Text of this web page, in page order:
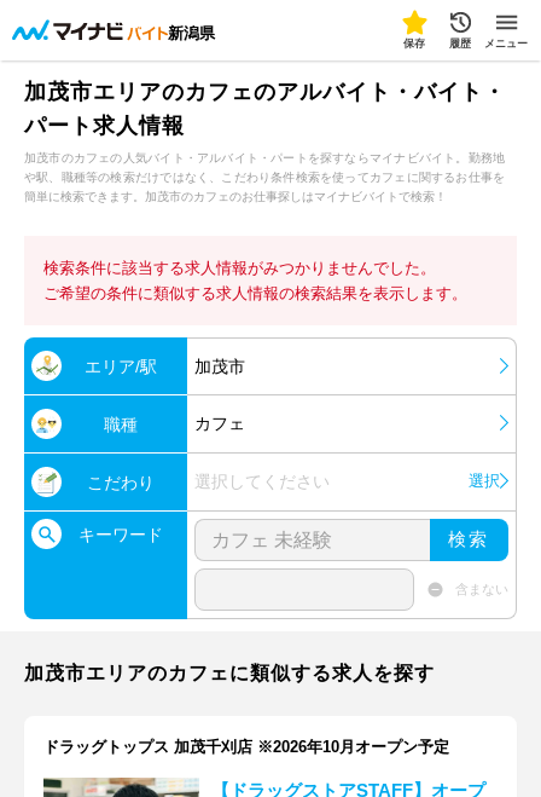
新潟県
保存 履歴 メニュー
加茂市エリアのカフェのアルバイト・バイト・
パート求人情報
加茂市のカフェの人気バイト・アルバイト・パートを探すならマイナビバイト。勤務地
や駅、職種等の検索だけではなく、こだわり条件検索を使ってカフェに関するお仕事を
簡単に検索できます。加茂市のカフェのお仕事探しはマイナビバイトで検索！
検索条件に該当する求人情報がみつかりませんでした。
ご希望の条件に類似する求人情報の検索結果を表示します。
エリア/駅 加茂市
職種 カフェ
こだわり 選択してください 選択
キーワード 検索
含まない
加茂市エリアのカフェに類似する求人を探す
ドラッグトップス 加茂千刈店 ※2026年10月オープン予定
【ドラッグストアSTAFF】オープ